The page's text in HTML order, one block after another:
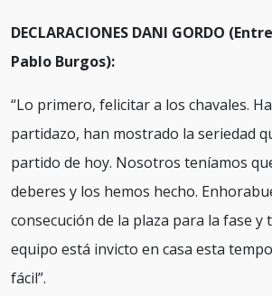
DECLARACIONES DANI GORDO
Pablo Burgos):
“Lo primero, felicitar a los chavales.
partidazo, han mostrado la seriedad
partido de hoy. Nosotros teníamos
deberes y los hemos hecho.
consecución de la plaza para la fase
equipo está invicto en casa esta
fácil”.